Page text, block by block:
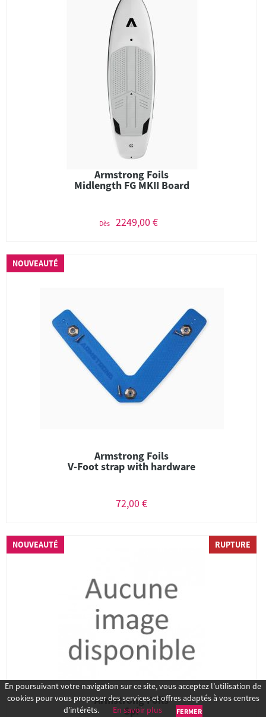
Armstrong Foils
Midlength FG MKII Board
Dès 2249,00 €
NOUVEAUTÉ
Armstrong Foils
V-Foot strap with hardware
72,00 €
NOUVEAUTÉ RUPTURE
Armstrong Foils
Spi
En poursuivant votre navigation sur ce site, vous acceptez l’utilisation de
cookies pour vous proposer des services et offres adaptés à vos centres
d’intérêts.
En savoir plus FERMER